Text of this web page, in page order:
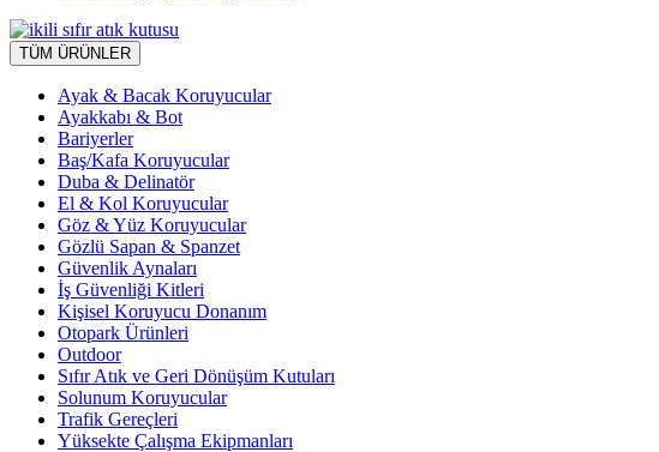
TÜM ÜRÜNLER
Ayak & Bacak Koruyucular
Ayakkabı & Bot
Bariyerler
Baş/Kafa Koruyucular
Duba & Delinatör
El & Kol Koruyucular
Göz & Yüz Koruyucular
Gözlü Sapan & Spanzet
Güvenlik Aynaları
İş Güvenliği Kitleri
Kişisel Koruyucu Donanım
Otopark Ürünleri
Outdoor
Sıfır Atık ve Geri Dönüşüm Kutuları
Solunum Koruyucular
Trafik Gereçleri
Yüksekte Çalışma Ekipmanları